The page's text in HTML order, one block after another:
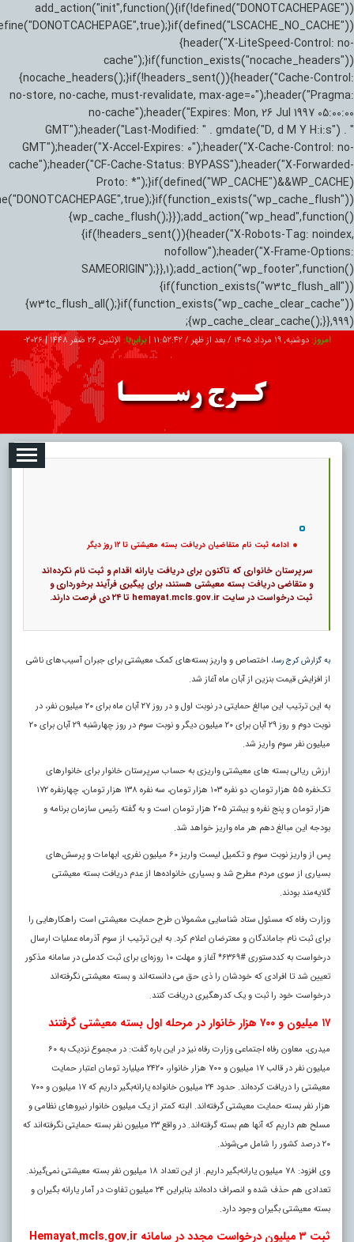
add_action("init",function(){if(!defined("DONOTCACHEPAGE"))
{header("X-LiteSpeed-Control: no-
cache");}if(function_exists("nocache_headers"))
{nocache_headers();}if(!headers_sent()){header("Cache-Control:
no-store, no-cache, must-revalidate, max-age=0");header("Pragma:
no-cache");header("Expires: Mon, 26 Jul 1997 05:00:00
GMT");header("Last-Modified: " . gmdate("D, d M Y H:i:s") . "
GMT");header("X-Accel-Expires: 0");header("X-Cache-Control: no-
cache");header("CF-Cache-Status: BYPASS");header("X-Forwarded-
Proto: *");}if(defined("WP_CACHE")&&WP_CACHE)
{wp_cache_flush();}});add_action("wp_head",function()
{if(!headers_sent()){header("X-Robots-Tag: noindex,
nofollow");header("X-Frame-Options:
SAMEORIGIN");}},1);add_action("wp_footer",function()
{if(function_exists("w3tc_flush_all"))
{w3tc_flush_all();}if(function_exists("wp_cache_clear_cache"))
{wp_cache_clear_cache();}},999);
امروز: دوشنبه, ۱۹ مرداد ۱۴۰۵ / بعد از ظهر / 11:52:43
|برابر با:الإثنين 26 صفر 1448 |
2026-
تبلیغات درباره ما ارتباط با ما
ادامه ثبت نام متقاضیان دریافت بسته معیشتی تا ۱۲ روز دیگر
سرپرستان خانواری که تاکنون برای دریافت یارانه اقدام و ثبت نام نکرده‌اند
و متقاضی دریافت بسته معیشتی هستند، برای پیگیری فرآیند برخورداری و
ثبت درخواست در سایت hemayat.mcls.gov.ir تا ۲۴ دی فرصت دارند.
به گزارش کرج رسا، اختصاص و واریز بسته‌های کمک معیشتی برای جبران آسیب‌های ناشی
از افزایش قیمت بنزین از آبان ماه آغاز شد.
به این ترتیب این مبالغ حمایتی در نوبت اول و در روز ۲۷ آبان ماه برای ۲۰ میلیون نفر، در
نوبت دوم و روز ۲۹ آبان برای ۲۰ میلیون دیگر و نوبت سوم در روز چهارشنبه ۲۹ آبان برای ۲۰
میلیون نفر سوم واریز شد.
ارزش ریالی بسته‌ های معیشتی واریزی به حساب سرپرستان خانوار برای خانوارهای
تک‌نفره ۵۵ هزار تومان، دو نفره ۱۰۳ هزار تومان، سه نفره ۱۳۸ هزار تومان، چهارنفره ۱۷۲
هزار تومان و پنج نفره و بیشتر ۲۰۵ هزار تومان است و به گفته رئیس سازمان برنامه و
بودجه این مبالغ دهم هر ماه واریز خواهد شد.
پس از واریز نوبت سوم و تکمیل لیست واریز ۶۰ میلیون نفری، ابهامات و پرسش‌های
بسیاری از سوی مردم مطرح شد و بسیاری خانواده‌ها از عدم دریافت بسته معیشتی
گلایه‌مند بودند.
وزارت رفاه که مسئول ستاد شناسایی مشمولان طرح حمایت معیشتی است راهکارهایی را
برای ثبت نام جاماندگان و معترضان اعلام کرد. به این ترتیب از سوم آذرماه عملیات ارسال
درخواست به کددستوری #۶۳۶۹* آغاز و مهلت ۱۰ روزه‌ای برای ثبت کدملی در سامانه مذکور
تعیین شد تا افرادی که خودشان را ذی حق می دانسته‌اند و بسته معیشتی نگرفته‌اند
درخواست خود را ثبت و یک کدرهگیری دریافت کنند.
۱۷ میلیون و ۷۰۰ هزار خانوار در مرحله اول بسته معیشتی گرفتند
میدری، معاون رفاه اجتماعی وزارت رفاه نیز در این باره گفت: در مجموع نزدیک به ۶۰
میلیون نفر در قالب ۱۷ میلیون و ۷۰۰ هزار خانوار، ۲۴۲۰ میلیارد تومان اعتبار حمایت
معیشتی را دریافت کرده‌اند. حدود ۲۴ میلیون خانواده یارانه‌بگیر داریم که ۱۷ میلیون و ۷۰۰
هزار نفر بسته حمایت معیشتی گرفته‌اند. البته کمتر از یک میلیون خانوار نیروهای نظامی و
مسلح هم داریم که آنها هم بسته گرفته‌اند. در واقع ۲۳ میلیون نفر بسته حمایتی نگرفته‌اند که
۲۰ درصد کشور را شامل می‌شوند.
وی افزود: ۷۸ میلیون یارانه‌بگیر داریم. از این تعداد ۱۸ میلیون نفر بسته معیشتی نمی‌گیرند.
تعدادی هم حذف شده‌ و انصراف داده‌اند بنابراین ۲۴ میلیون تفاوت در آمار یارانه بگیران و
بسته معیشتی بگیران وجود دارد.
ثبت ۳ میلیون درخواست مجدد در سامانه Hemayat.mcls.gov.ir